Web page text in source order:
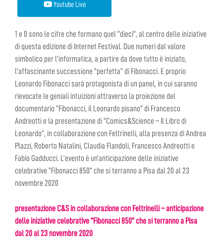
Youtube Live
1 e 0 sono le cifre che formano quel “dieci”, al centro delle iniziative
di questa edizione di Internet Festival. Due numeri dal valore
simbolico per l’informatica, a partire da dove tutto è iniziato,
l’affascinante successione “perfetta” di Fibonacci. E proprio
Leonardo Fibonacci sarà protagonista di un panel, in cui saranno
rievocate le geniali intuizioni attraverso la proiezione del
documentario “Fibonacci, il Leonardo pisano” di Francesco
Andreotti e la presentazione di “Comics&Science – Il Libro di
Leonardo”, in collaborazione con Feltrinelli, alla presenza di Andrea
Plazzi, Roberto Natalini, Claudia Flandoli, Francesco Andreotti e
Fabio Gadducci. L’evento è un’anticipazione delle iniziative
celebrative “Fibonacci 850” che si terranno a Pisa dal 20 al 23
novembre 2020
presentazione C&S in collaborazione con Feltrinelli – anticipazione
delle iniziative celebrative “Fibonacci 850” che si terranno a Pisa
dal 20 al 23 novembre 2020